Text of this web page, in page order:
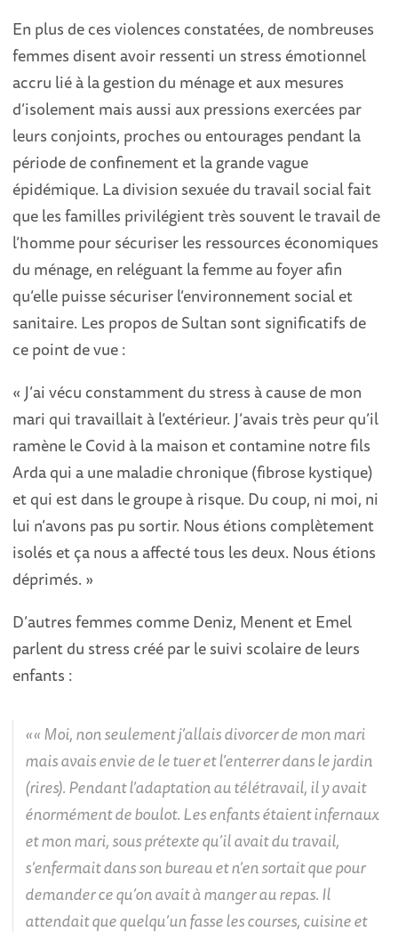
En plus de ces violences constatées, de nombreuses
femmes disent avoir ressenti un stress émotionnel
accru lié à la gestion du ménage et aux mesures
d’isolement mais aussi aux pressions exercées par
leurs conjoints, proches ou entourages pendant la
période de confinement et la grande vague
épidémique. La division sexuée du travail social fait
que les familles privilégient très souvent le travail de
l’homme pour sécuriser les ressources économiques
du ménage, en reléguant la femme au foyer afin
qu’elle puisse sécuriser l’environnement social et
sanitaire. Les propos de Sultan sont significatifs de
ce point de vue :
« J’ai vécu constamment du stress à cause de mon
mari qui travaillait à l’extérieur. J’avais très peur qu’il
ramène le Covid à la maison et contamine notre fils
Arda qui a une maladie chronique (fibrose kystique)
et qui est dans le groupe à risque. Du coup, ni moi, ni
lui n’avons pas pu sortir. Nous étions complètement
isolés et ça nous a affecté tous les deux. Nous étions
déprimés. »
D’autres femmes comme Deniz, Menent et Emel
parlent du stress créé par le suivi scolaire de leurs
enfants :
« Moi, non seulement j’allais divorcer de mon mari
mais avais envie de le tuer et l’enterrer dans le jardin
(rires). Pendant l’adaptation au télétravail, il y avait
énormément de boulot. Les enfants étaient infernaux
et mon mari, sous prétexte qu’il avait du travail,
s’enfermait dans son bureau et n’en sortait que pour
demander ce qu’on avait à manger au repas. Il
attendait que quelqu’un fasse les courses, cuisine et